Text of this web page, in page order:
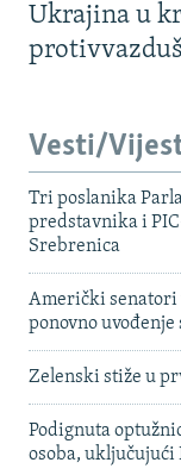
Ukrajina u
Vesti/
Tri poslanika
predstavnika i
Srebrenica
Američki senatori
ponovno
Zelenski stiže u
Podignuta
osoba, uključujući